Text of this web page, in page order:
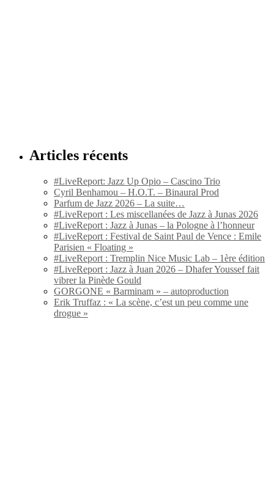
Articles récents
#LiveReport: Jazz Up Opio – Cascino Trio
Cyril Benhamou – H.O.T. – Binaural Prod
Parfum de Jazz 2026 – La suite…
#LiveReport : Les miscellanées de Jazz à Junas 2026
#LiveReport : Jazz à Junas – la Pologne à l’honneur
#LiveReport : Festival de Saint Paul de Vence : Emile
Parisien « Floating »
#LiveReport : Tremplin Nice Music Lab – 1ère édition
#LiveReport : Jazz à Juan 2026 – Dhafer Youssef fait
vibrer la Pinède Gould
GORGONE « Barminam » – autoproduction
Erik Truffaz : « La scène, c’est un peu comme une
drogue »